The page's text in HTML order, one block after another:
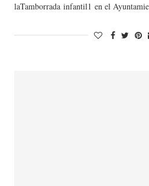
laTamborrada infantil1 en el